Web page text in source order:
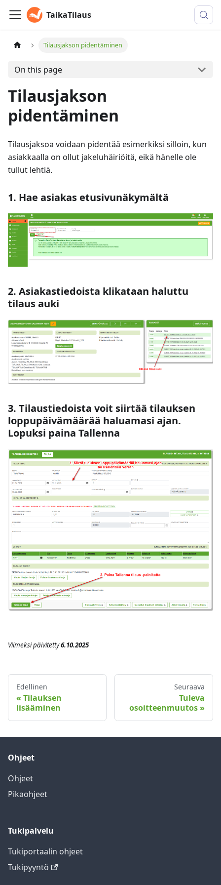
TaikaTilaus
Tilausjakson pidentäminen
On this page
Tilausjakson
pidentäminen
Tilausjaksoa voidaan pidentää esimerkiksi silloin, kun
asiakkaalla on ollut jakeluhäiriöitä, eikä hänelle ole
tullut lehtiä.
1. Hae asiakas etusivunäkymältä
2. Asiakastiedoista klikataan haluttu
tilaus auki
3. Tilaustiedoista voit siirtää tilauksen
loppupäivämäärää haluamasi ajan.
Lopuksi paina Tallenna
Viimeksi päivitetty6.10.2025
Edellinen
Tilauksen
lisääminen
Seuraava
Tuleva
osoitteenmuutos
Ohjeet
Ohjeet
Pikaohjeet
Tukipalvelu
Tukiportaalin ohjeet
Tukipyyntö